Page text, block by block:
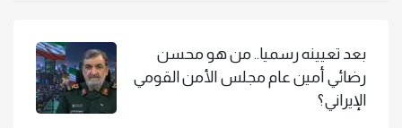
بعد تعيينه رسميا.. من هو محسن
رضائي أمين عام مجلس الأمن القومي
الإيراني؟